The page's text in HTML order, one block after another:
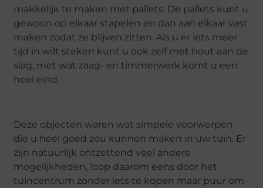
makkelijk te maken met pallets. De pallets kunt u
gewoon op elkaar stapelen en dan aan elkaar vast
maken zodat ze blijven zitten. Als u er iets meer
tijd in wilt steken kunt u ook zelf met hout aan de
slag, met wat zaag- en timmerwerk komt u een
heel eind.
Deze objecten waren wat simpele voorwerpen
die u heel goed zou kunnen maken in uw tuin. Er
zijn natuurlijk ontzettend veel andere
mogelijkheden, loop daarom eens door het
tuincentrum zonder iets te kopen maar puur om